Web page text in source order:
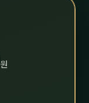
원